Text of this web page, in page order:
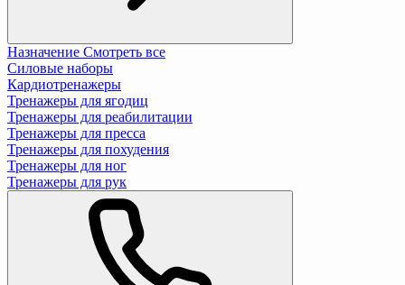
Назначение Смотреть все
Силовые наборы
Кардиотренажеры
Тренажеры для ягодиц
Тренажеры для реабилитации
Тренажеры для пресса
Тренажеры для похудения
Тренажеры для ног
Тренажеры для рук